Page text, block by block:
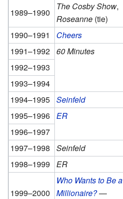
1989–1990
The Cosby Show,
Roseanne (tie)
1990–1991
Cheers
1991–1992 60 Minutes
1992–1993
1993–1994
1994–1995 Seinfeld
1995–1996
ER
1996–1997
1997–1998
Seinfeld
1998–1999
ER
1999–2000
Who Wants to Be a
Millionaire?—